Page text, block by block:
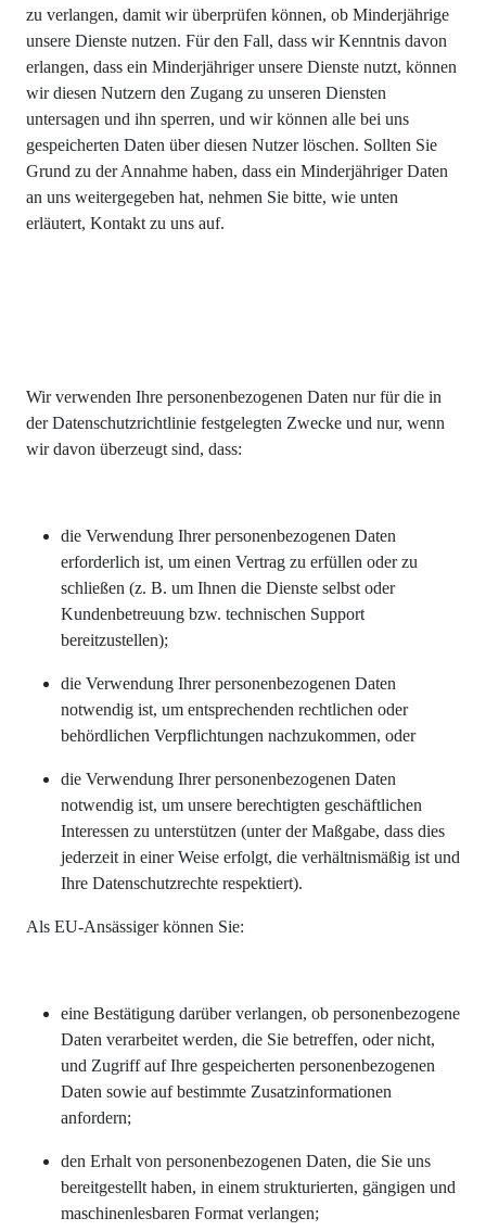
zu verlangen, damit wir überprüfen können, ob Minderjährige
unsere Dienste nutzen. Für den Fall, dass wir Kenntnis davon
erlangen, dass ein Minderjähriger unsere Dienste nutzt, können
wir diesen Nutzern den Zugang zu unseren Diensten
untersagen und ihn sperren, und wir können alle bei uns
gespeicherten Daten über diesen Nutzer löschen. Sollten Sie
Grund zu der Annahme haben, dass ein Minderjähriger Daten
an uns weitergegeben hat, nehmen Sie bitte, wie unten
erläutert, Kontakt zu uns auf.
Wir verwenden Ihre personenbezogenen Daten nur für die in
der Datenschutzrichtlinie festgelegten Zwecke und nur, wenn
wir davon überzeugt sind, dass:
die Verwendung Ihrer personenbezogenen Daten
erforderlich ist, um einen Vertrag zu erfüllen oder zu
schließen (z. B. um Ihnen die Dienste selbst oder
Kundenbetreuung bzw. technischen Support
bereitzustellen);
die Verwendung Ihrer personenbezogenen Daten
notwendig ist, um entsprechenden rechtlichen oder
behördlichen Verpflichtungen nachzukommen, oder
die Verwendung Ihrer personenbezogenen Daten
notwendig ist, um unsere berechtigten geschäftlichen
Interessen zu unterstützen (unter der Maßgabe, dass dies
jederzeit in einer Weise erfolgt, die verhältnismäßig ist und
Ihre Datenschutzrechte respektiert).
Als EU-Ansässiger können Sie:
eine Bestätigung darüber verlangen, ob personenbezogene
Daten verarbeitet werden, die Sie betreffen, oder nicht,
und Zugriff auf Ihre gespeicherten personenbezogenen
Daten sowie auf bestimmte Zusatzinformationen
anfordern;
den Erhalt von personenbezogenen Daten, die Sie uns
bereitgestellt haben, in einem strukturierten, gängigen und
maschinenlesbaren Format verlangen;